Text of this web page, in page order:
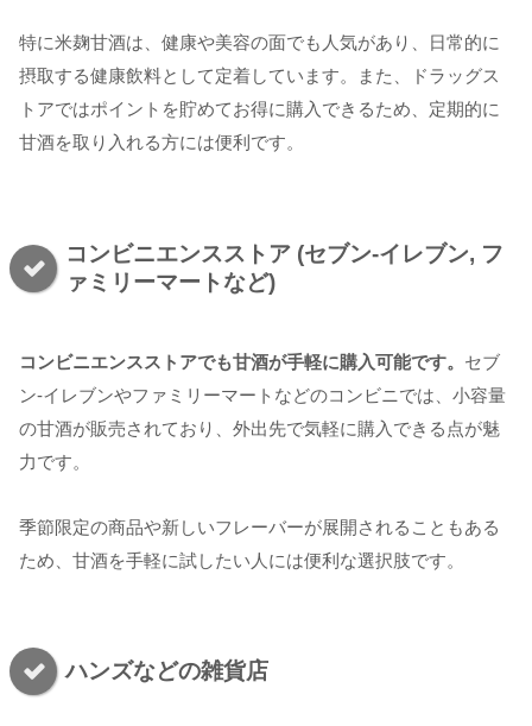
特に米麹甘酒は、健康や美容の面でも人気があり、日常的に
摂取する健康飲料として定着しています。また、ドラッグス
トアではポイントを貯めてお得に購入できるため、定期的に
甘酒を取り入れる方には便利です。
コンビニエンスストア (セブン-イレブン, フ
ァミリーマートなど)
コンビニエンスストアでも甘酒が手軽に購入可能です。 セブ
ン-イレブンやファミリーマートなどのコンビニでは、小容量
の甘酒が販売されており、外出先で気軽に購入できる点が魅
力です。
季節限定の商品や新しいフレーバーが展開されることもある
ため、甘酒を手軽に試したい人には便利な選択肢です。
ハンズなどの雑貨店